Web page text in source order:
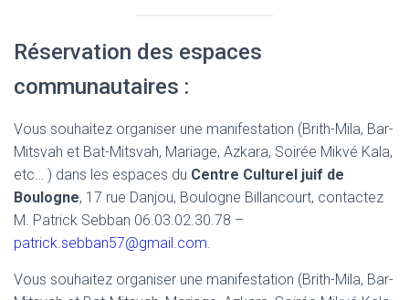
Réservation des espaces
communautaires :
Vous souhaitez organiser une manifestation (Brith-Mila, Bar-
Mitsvah et Bat-Mitsvah, Mariage, Azkara, Soirée Mikvé Kala,
etc… ) dans les espaces du Centre Culturel juif de
Boulogne, 17 rue Danjou, Boulogne Billancourt, contactez
M. Patrick Sebban 06.03.02.30.78 –
patrick.sebban57@gmail.com.
Vous souhaitez organiser une manifestation (Brith-Mila, Bar-